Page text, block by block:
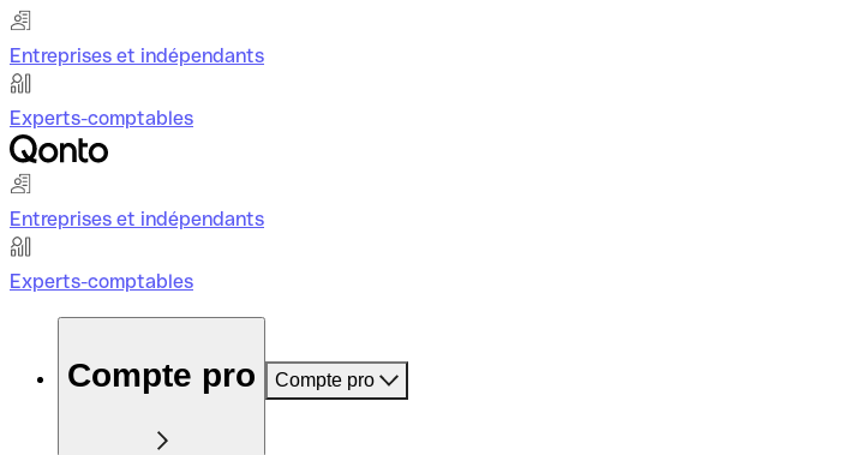
Entreprises et indépendants
Experts-comptables
Entreprises et indépendants
Experts-comptables
Compte pro Compte pro